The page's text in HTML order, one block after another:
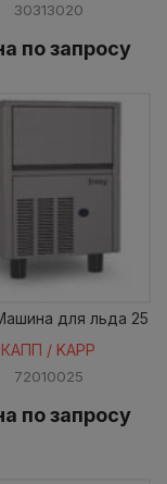
30313020
по запросу
для льда 25
КАПП / KAPP
72010025
по запросу